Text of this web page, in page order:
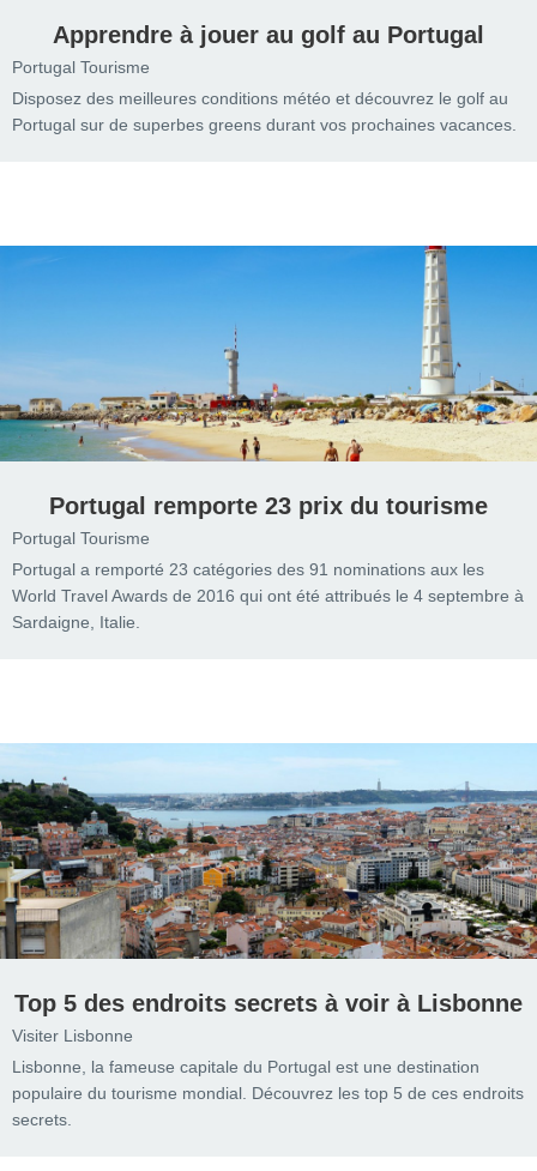
Apprendre à jouer au golf au Portugal
Portugal Tourisme
Disposez des meilleures conditions météo et découvrez le golf au
Portugal sur de superbes greens durant vos prochaines vacances.
Portugal remporte 23 prix du tourisme
Portugal Tourisme
Portugal a remporté 23 catégories des 91 nominations aux les
World Travel Awards de 2016 qui ont été attribués le 4 septembre à
Sardaigne, Italie.
Top 5 des endroits secrets à voir à Lisbonne
Visiter Lisbonne
Lisbonne, la fameuse capitale du Portugal est une destination
populaire du tourisme mondial. Découvrez les top 5 de ces endroits
secrets.